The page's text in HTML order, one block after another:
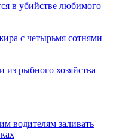
в убийстве любимого
с четырьмя сотнями
из рыбного хозяйства
водителям заливать